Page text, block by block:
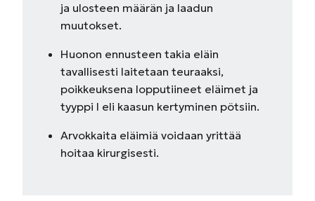
ja ulosteen määrän ja laadun
muutokset.
Huonon ennusteen takia eläin
tavallisesti laitetaan teuraaksi,
poikkeuksena lopputiineet eläimet ja
tyyppi I eli kaasun kertyminen pötsiin.
Arvokkaita eläimiä voidaan yrittää
hoitaa kirurgisesti.